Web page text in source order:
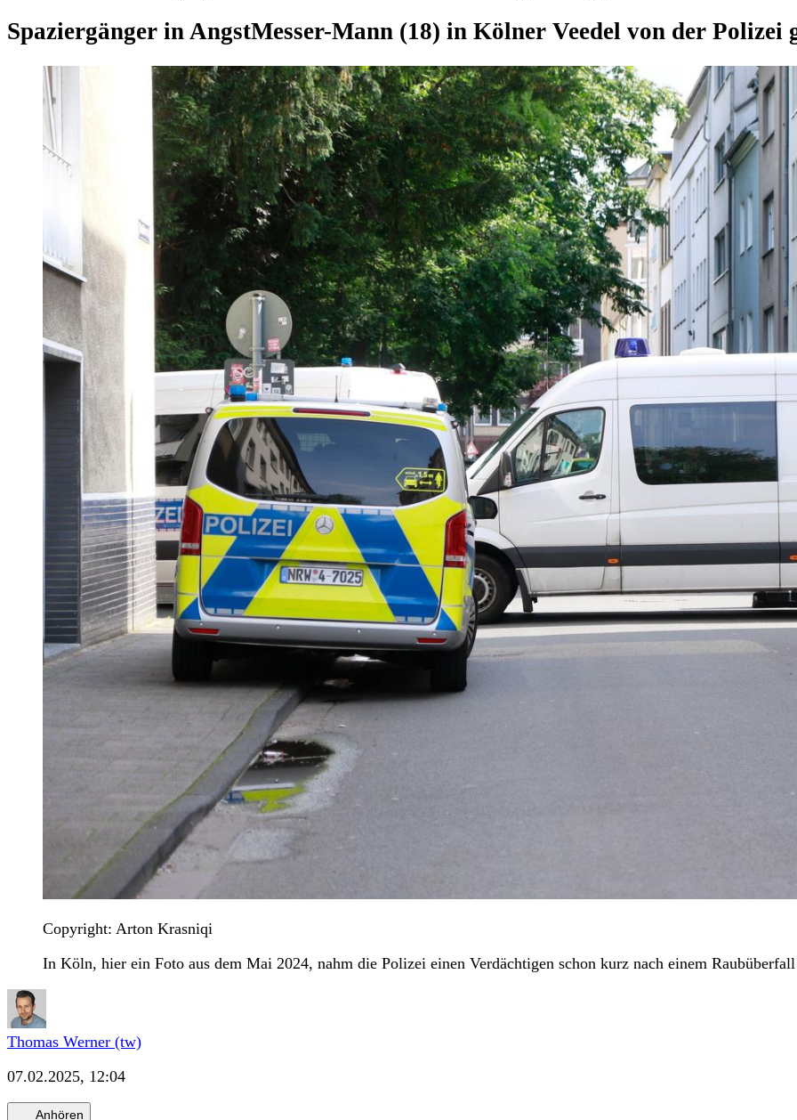
Spaziergänger in AngstMesser-Mann (18) in Kölner Veedel von der Polizei
Copyright: Arton Krasniqi
In Köln, hier ein Foto aus dem Mai 2024, nahm die Polizei einen Verdächtigen schon kurz nach einem
Thomas Werner (tw)
07.02.2025, 12:04
Anhören